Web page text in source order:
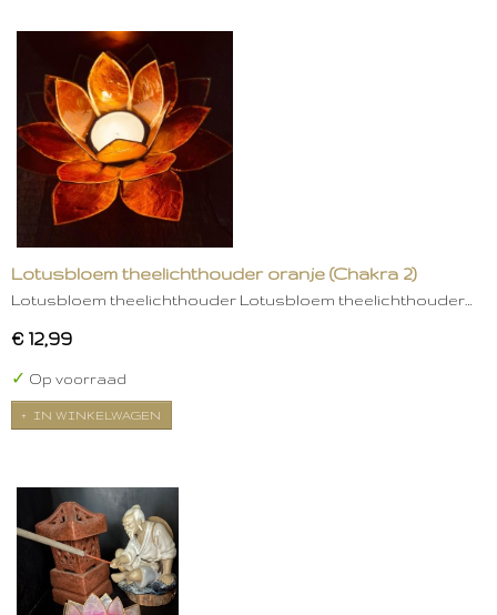
Lotusbloem theelichthouder oranje (Chakra 2)
Lotusbloem theelichthouder Lotusbloem theelichthouder…
€ 12,99
✓ Op voorraad
IN WINKELWAGEN